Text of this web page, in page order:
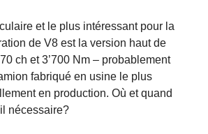
et le plus intéressant pour la
de V8 est la version haut de
ch et 3’700 Nm – probablement
fabriqué en usine le plus
en production. Où et quand
nécessaire?